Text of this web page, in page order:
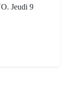
Jeudi 9